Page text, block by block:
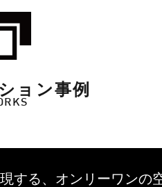
ョン事例
する、 オンリーワンの